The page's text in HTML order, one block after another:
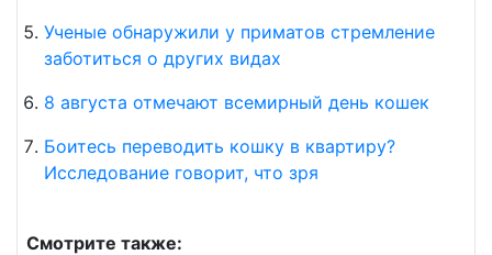
Ученые обнаружили у приматов стремление
заботиться о других видах
8 августа отмечают всемирный день кошек
Боитесь переводить кошку в квартиру?
Исследование говорит, что зря
Смотрите также: